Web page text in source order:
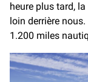
heure plus tard,
loin derrière
1.200 miles